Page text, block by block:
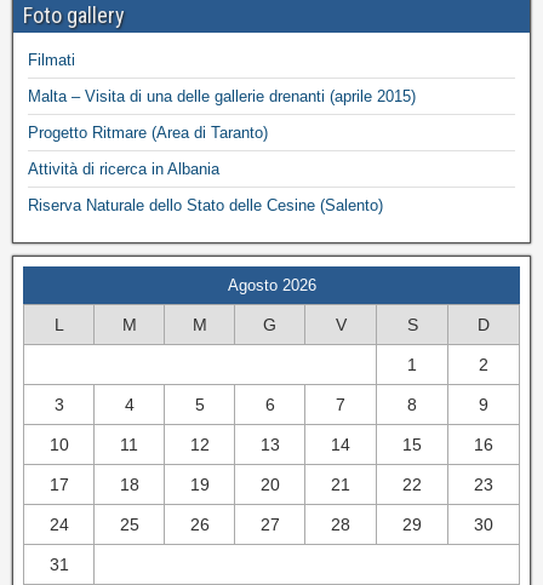
Foto gallery
Filmati
Malta – Visita di una delle gallerie drenanti (aprile 2015)
Progetto Ritmare (Area di Taranto)
Attività di ricerca in Albania
Riserva Naturale dello Stato delle Cesine (Salento)
Agosto 2026
L M M G V S D
1 2
3 4 5 6 7 8 9
10 11 12 13 14 15 16
17 18 19 20 21 22 23
24 25 26 27 28 29 30
31